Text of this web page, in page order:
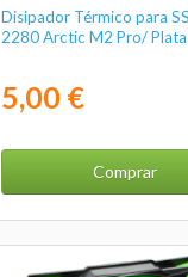
Disipador Térmico para
2280 Arctic M2 Pro/ Plata
5,00 €
Comprar